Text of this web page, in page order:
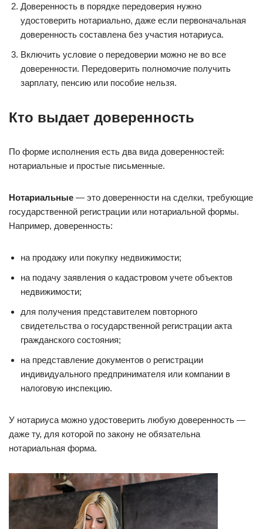
Доверенность в порядке передоверия нужно
удостоверить нотариально, даже если первоначальная
доверенность составлена без участия нотариуса.
Включить условие о передоверии можно не во все
доверенности. Передоверить полномочие получить
зарплату, пенсию или пособие нельзя.
Кто выдает доверенность
По форме исполнения есть два вида доверенностей:
нотариальные и простые письменные.
Нотариальные — это доверенности на сделки, требующие
государственной регистрации или нотариальной формы.
Например, доверенность:
на продажу или покупку недвижимости;
на подачу заявления о кадастровом учете объектов
недвижимости;
для получения представителем повторного
свидетельства о государственной регистрации акта
гражданского состояния;
на представление документов о регистрации
индивидуального предпринимателя или компании в
налоговую инспекцию.
У нотариуса можно удостоверить любую доверенность —
даже ту, для которой по закону не обязательна
нотариальная форма.